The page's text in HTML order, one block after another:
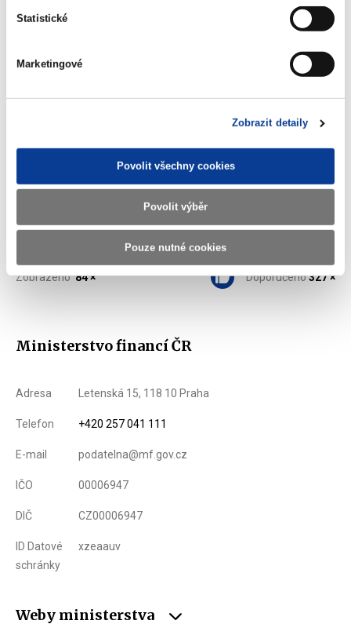
Statistické
Marketingové
Zobrazit detaily
Povolit všechny cookies
Povolit výběr
Pouze nutné cookies
(2,1 MB)
Zobrazeno84 × Doporučeno327 ×
Ministerstvo financí ČR
Adresa Letenská 15, 118 10 Praha
Telefon +420 257 041 111
E-mail podatelna@mf.gov.cz
IČO 00006947
DIČ CZ00006947
ID Datové
schránky
xzeaauv
Weby ministerstva